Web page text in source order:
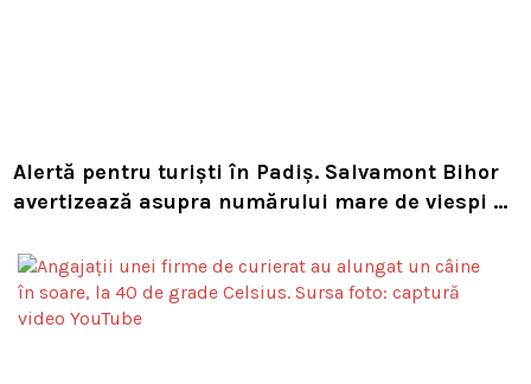
Alertă pentru turiști în Padiș. Salvamont Bihor
avertizează asupra numărului mare de viespi de